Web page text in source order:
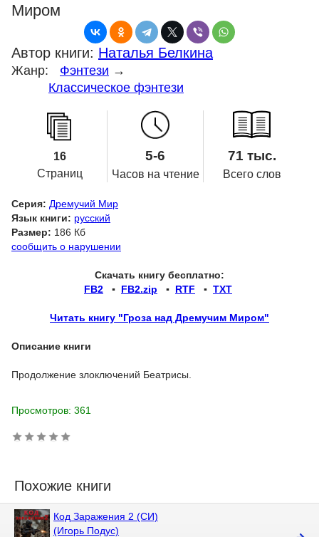
Миром
Автор книги: Наталья Белкина
Жанр: Фэнтези →
Классическое фэнтези
16
Страниц
5-6
Часов на чтение
71 тыс.
Всего слов
Серия: Дремучий Мир
Язык книги: русский
Размер: 186 Кб
сообщить о нарушении
Скачать книгу бесплатно:
FB2 ▪ FB2.zip ▪ RTF ▪ TXT
Читать книгу "Гроза над Дремучим Миром"
Описание книги
Продолжение злоключений Беатрисы.
Просмотров: 361
Похожие книги
Код Заражения 2 (СИ)
(Игорь Подус)